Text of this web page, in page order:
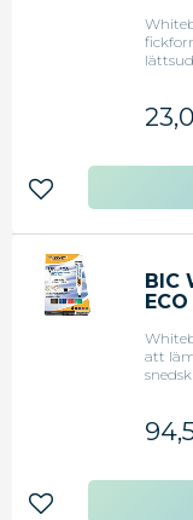
Lägg till i
BIC
att